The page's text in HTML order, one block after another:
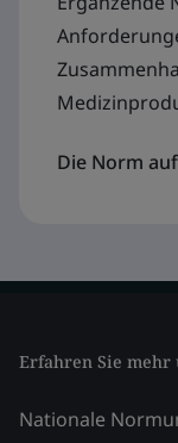
Die Norm
Erfahren Sie mehr
Nationale